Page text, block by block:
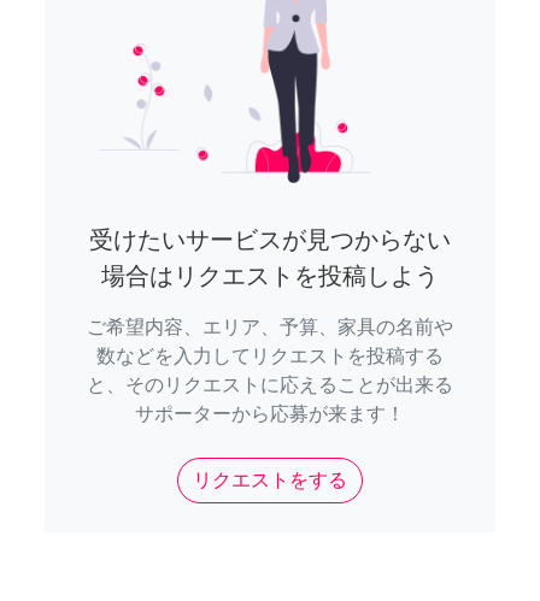
受けたいサービスが見つからない
場合はリクエストを投稿しよう
ご希望内容、エリア、予算、家具の名前や
数などを入力してリクエストを投稿する
と、そのリクエストに応えることが出来る
サポーターから応募が来ます！
リクエストをする